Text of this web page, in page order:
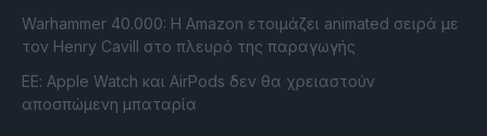
Warhammer 40.000: Η Amazon ετοιμάζει animated σειρά με
τον Henry Cavill στο πλευρό της παραγωγής
ΕΕ: Apple Watch και AirPods δεν θα χρειαστούν
αποσπώμενη μπαταρία